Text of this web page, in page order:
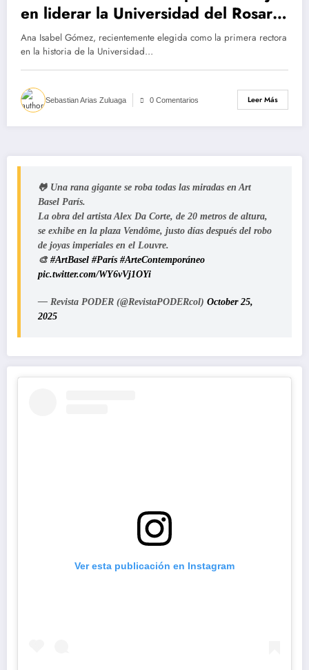
en liderar la Universidad del Rosario
en 370 años
Ana Isabel Gómez, recientemente elegida como la primera rectora
en la historia de la Universidad…
Sebastian Arias Zuluaga 0 Comentarios Leer Más
🐸 Una rana gigante se roba todas las miradas en Art
Basel París.
La obra del artista Alex Da Corte, de 20 metros de altura,
se exhibe en la plaza Vendôme, justo días después del robo
de joyas imperiales en el Louvre.
🎨 #ArtBasel #París #ArteContemporáneo
pic.twitter.com/WY6vVj1OYi
— Revista PODER (@RevistaPODERcol) October 25,
2025
Ver esta publicación en Instagram